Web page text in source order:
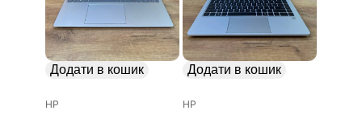
Додати в кошик
HP
Додати в кошик
HP